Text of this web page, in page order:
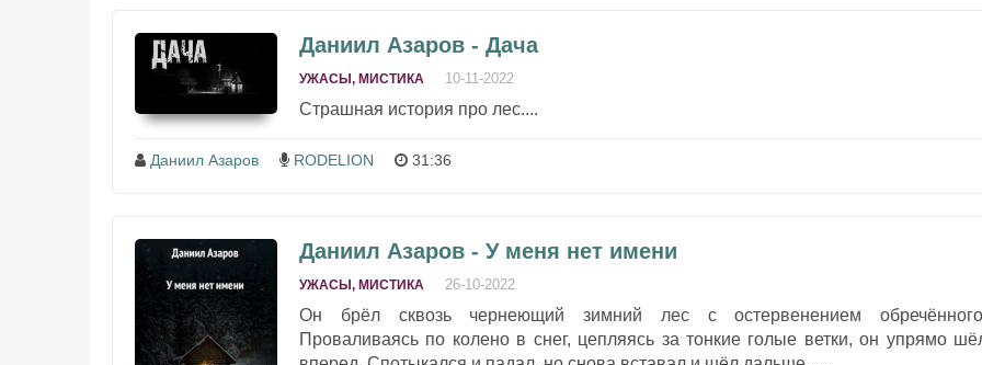
Даниил Азаров - Дача
УЖАСЫ, МИСТИКА 10-11-2022
Страшная история про лес....
Даниил Азаров RODELION 31:36
Даниил Азаров - У меня нет имени
УЖАСЫ, МИСТИКА 26-10-2022
Он брёл сквозь чернеющий зимний лес с остервенением
Проваливаясь по колено в снег, цепляясь за тонкие голые ветки, он упрямо